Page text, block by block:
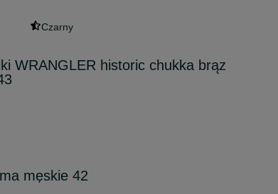
Czarny
WRANGLER historic chukka brąz
męskie 42